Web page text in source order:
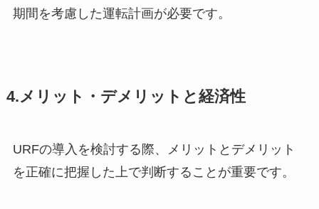
期間を考慮した運転計画が必要です。
4.メリット・デメリットと経済性
URFの導入を検討する際、メリットとデメリット
を正確に把握した上で判断することが重要です。